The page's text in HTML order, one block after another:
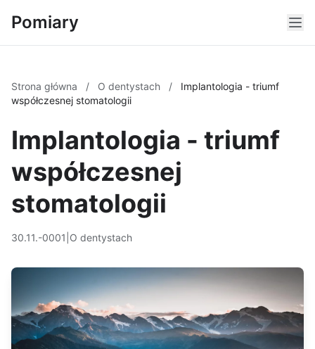
Pomiary
Strona główna / O dentystach /
Implantologia - triumf
współczesnej stomatologii
Implantologia - triumf
współczesnej
stomatologii
30.11.-0001 O dentystach